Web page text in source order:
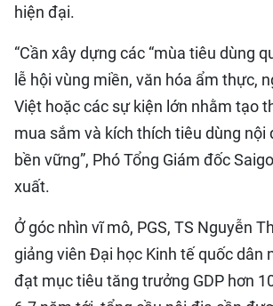
hiện đại.
“Cần xây dựng các “mùa tiêu dùng
lễ hội vùng miền, văn hóa ẩm thực,
Việt hoặc các sự kiện lớn nhằm tạo
mua sắm và kích thích tiêu dùng nội
bền vững”, Phó Tổng Giám đốc
xuất.
Ở góc nhìn vĩ mô, PGS, TS Nguyễn
giảng viên Đại học Kinh tế quốc dân
đạt mục tiêu tăng trưởng GDP hơn